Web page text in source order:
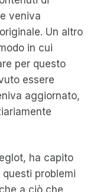
veniva
Un altro
in cui
per questo
essere
aggiornato,
ha capito
problemi